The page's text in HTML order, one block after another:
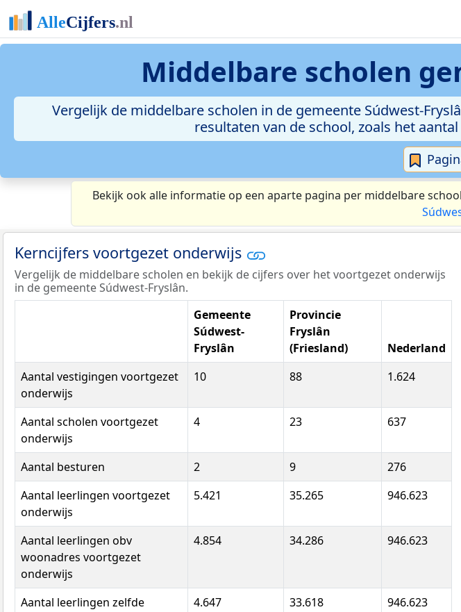
Middelbare scholen
Vergelijk de middelbare scholen in de gemeente Súdwest-
resultaten van de school, zoals het
Bekijk ook alle informatie op een aparte pagina per middelbare
Kerncijfers voortgezet onderwijs
Vergelijk de middelbare scholen en bekijk de cijfers over het voortgezet onderwijs
in de gemeente Súdwest-Fryslân.
Gemeente
Súdwest-
Fryslân
Provincie
Fryslân
(Friesland)
Nederland
Aantal vestigingen voortgezet
onderwijs
10 88 1.624
Aantal scholen voortgezet
onderwijs
4 23 637
Aantal besturen 2 9
276
Aantal leerlingen voortgezet
onderwijs
5.421 35.265 946.623
Aantal leerlingen obv
woonadres voortgezet
onderwijs
4.854 34.286 946.623
Aantal leerlingen zelfde
4.647 33.618 946.623